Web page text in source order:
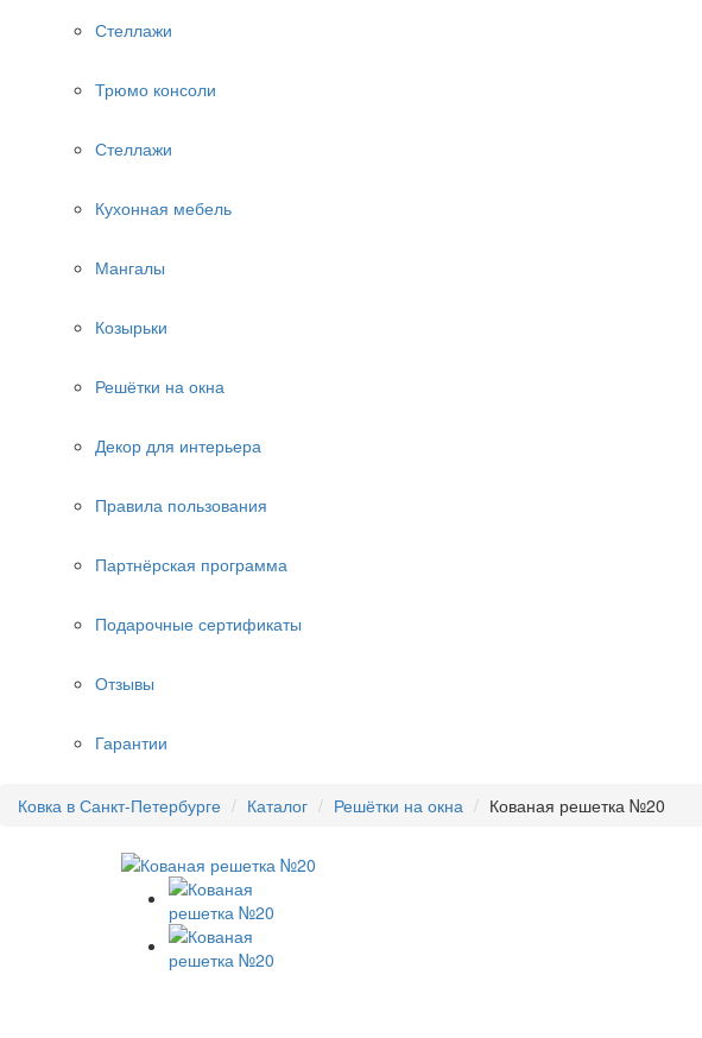
Стеллажи
Трюмо консоли
Стеллажи
Кухонная мебель
Мангалы
Козырьки
Решётки на окна
Декор для интерьера
Правила пользования
Партнёрская программа
Подарочные сертификаты
Отзывы
Гарантии
Ковка в Санкт-Петербурге Каталог Решётки на окна Кованая решетка №20